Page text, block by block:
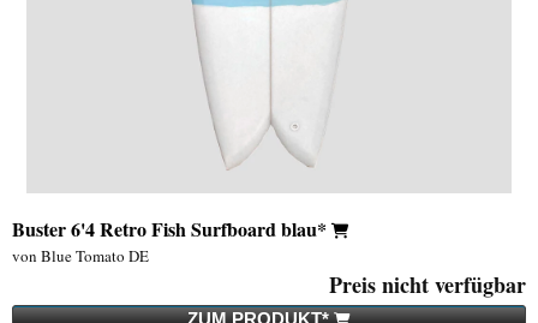
Buster 6'4 Retro Fish Surfboard blau*
von Blue Tomato DE
Preis nicht verfügbar
ZUM PRODUKT*